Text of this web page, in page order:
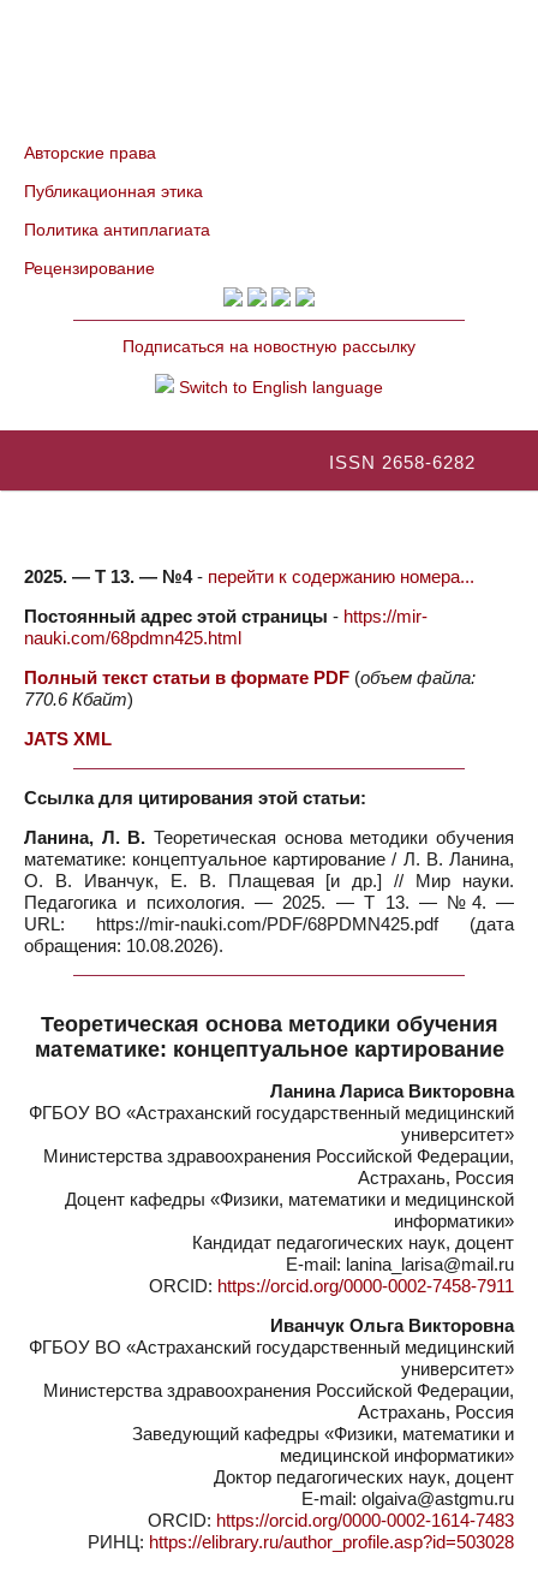
Авторские права
Публикационная этика
Политика антиплагиата
Рецензирование
Подписаться на новостную рассылку
Switch to English language
ISSN 2658-6282
2025. — Т 13. — №4- перейти к содержанию номера...
Постоянный адрес этой страницы - https://mir-
nauki.com/68pdmn425.html
Полный текст статьи в формате PDF (объем файла:
770.6 Кбайт)
JATS XML
Ссылка для цитирования этой статьи:
Ланина, Л. В. Теоретическая основа методики обучения
математике: концептуальное картирование / Л. В. Ланина,
О. В. Иванчук, Е. В. Плащевая [и др.] // Мир науки.
Педагогика и психология. — 2025. — Т 13. — №4. —
URL: https://mir-nauki.com/PDF/68PDMN425.pdf (дата
обращения: 10.08.2026).
Теоретическая основа методики обучения
математике: концептуальное картирование
Ланина Лариса Викторовна
ФГБОУ ВО «Астраханский государственный медицинский
университет»
Министерства здравоохранения Российской Федерации,
Астрахань, Россия
Доцент кафедры «Физики, математики и медицинской
информатики»
Кандидат педагогических наук, доцент
E-mail: lanina_larisa@mail.ru
ORCID: https://orcid.org/0000-0002-7458-7911
Иванчук Ольга Викторовна
ФГБОУ ВО «Астраханский государственный медицинский
университет»
Министерства здравоохранения Российской Федерации,
Астрахань, Россия
Заведующий кафедры «Физики, математики и
медицинской информатики»
Доктор педагогических наук, доцент
E-mail: olgaiva@astgmu.ru
ORCID: https://orcid.org/0000-0002-1614-7483
РИНЦ: https://elibrary.ru/author_profile.asp?id=503028